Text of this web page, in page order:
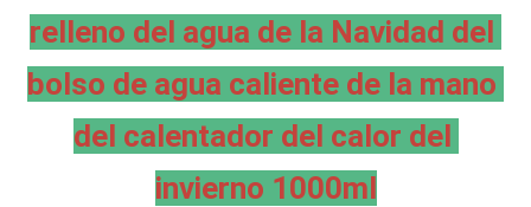
relleno del agua de la Navidad del
bolso de agua caliente de la mano
del calentador del calor del
invierno 1000ml